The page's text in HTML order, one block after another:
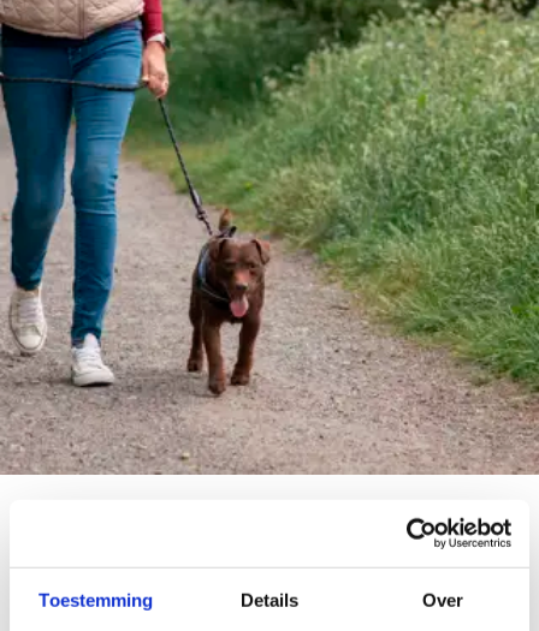
Toestemming Details Over
10.000 stappen, elke stap telt
Een stad of gemeente met gezonde, fitte inwoners, dat